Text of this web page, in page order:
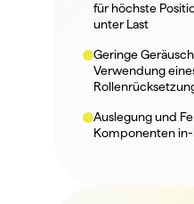
für höchste
unter Last
Geringe
Verwendung
Auslegung und
Komponenten